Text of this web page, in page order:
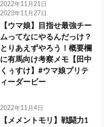
2022年11月21日
2023年11月27日
【ウマ娘】目指せ最強チー
ムってなにやるんだっけ？
とりあえずやろう！概要欄
に有馬向け考察メモ【田中
くぅすけ】#ウマ娘プリテ
ィーダービー
2022年11月4日
【メメントモリ】戦闘力1